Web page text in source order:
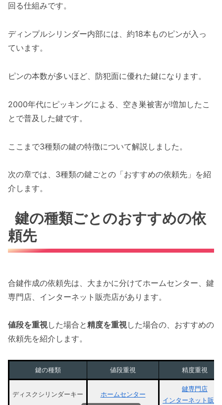
回る仕組みです。
ディンプルシリンダー内部には、約18本ものピンが入っ
ています。
ピンの本数が多いほど、防犯面に優れた鍵になります。
2000年代にピッキングによる、空き巣被害が増加したこ
とで普及した鍵です。
ここまで3種類の鍵の特徴について解説しました。
次の章では、3種類の鍵ごとの「おすすめの依頼先」を紹
介します。
鍵の種類ごとのおすすめの依
頼先
合鍵作成の依頼先は、大まかに分けてホームセンター、鍵
専門店、インターネット販売店があります。
値段を重視した場合と精度を重視した場合の、おすすめの
依頼先を紹介します。
鍵の種類 値段重視 精度重視
ディスクシリンダーキー ホームセンター
鍵専門店
インターネット販売